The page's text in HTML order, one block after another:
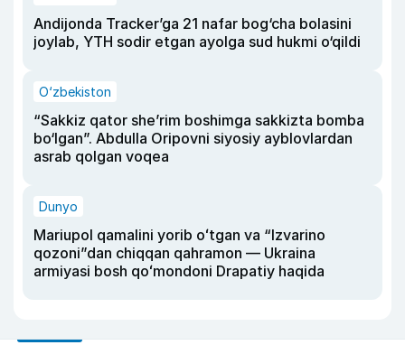
Andijonda Tracker’ga 21 nafar bog‘cha bolasini
joylab, YTH sodir etgan ayolga sud hukmi o‘qildi
O‘zbekiston
“Sakkiz qator she’rim boshimga sakkizta bomba
bo‘lgan”. Abdulla Oripovni siyosiy ayblovlardan
asrab qolgan voqea
Dunyo
Mariupol qamalini yorib oʻtgan va “Izvarino
qozoni”dan chiqqan qahramon — Ukraina
armiyasi bosh qoʻmondoni Drapatiy haqida